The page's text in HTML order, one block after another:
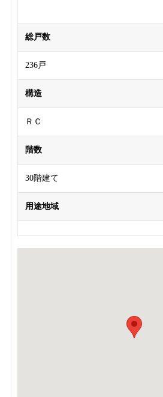
総戸数
236戸
構造
ＲＣ
階数
30階建て
用途地域